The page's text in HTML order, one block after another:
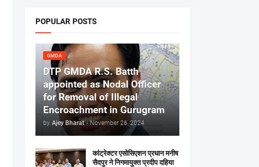
POPULAR POSTS
GMDA
DTP GMDA R.S. Batth
appointed as Nodal Officer
for Removal of Illegal
Encroachment in Gurugram
by Ajey Bharat - November 26, 2024
कांट्रेक्टर एसोसिएशन प्रधान मनीष
सैदपुर ने निगमायुक्त प्रदीप दहिया